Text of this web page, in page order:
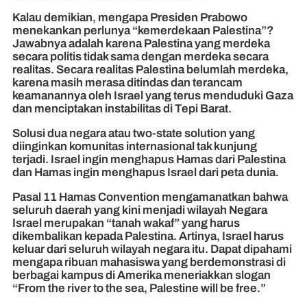
Kalau demikian, mengapa Presiden Prabowo
menekankan perlunya “kemerdekaan Palestina”?
Jawabnya adalah karena Palestina yang merdeka
secara politis tidak sama dengan merdeka secara
realitas. Secara realitas Palestina belumlah merdeka,
karena masih merasa ditindas dan terancam
keamanannya oleh Israel yang terus menduduki Gaza
dan menciptakan instabilitas di Tepi Barat.
Solusi dua negara atau two-state solution yang
diinginkan komunitas internasional tak kunjung
terjadi. Israel ingin menghapus Hamas dari Palestina
dan Hamas ingin menghapus Israel dari peta dunia.
Pasal 11 Hamas Convention mengamanatkan bahwa
seluruh daerah yang kini menjadi wilayah Negara
Israel merupakan “tanah wakaf” yang harus
dikembalikan kepada Palestina. Artinya, Israel harus
keluar dari seluruh wilayah negara itu. Dapat dipahami
mengapa ribuan mahasiswa yang berdemonstrasi di
berbagai kampus di Amerika meneriakkan slogan
“From the river to the sea, Palestine will be free.”